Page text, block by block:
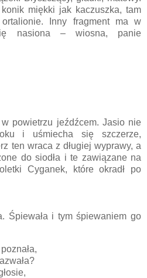
miękki jak kaczuszka, tam
Inny fragment ma w
nasiona – wiosna, panie
powietrzu jeźdźcem. Jasio nie
i uśmiecha się szczerze,
ten wraca z długiej wyprawy, a
do siodła i te zawiązane na
Cyganek, które okradł po
Śpiewała i tym śpiewaniem go